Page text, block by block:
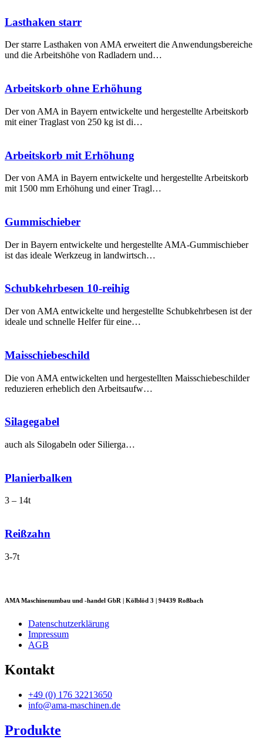
Lasthaken starr
Der starre Lasthaken von AMA erweitert die Anwendungsbereiche
und die Arbeitshöhe von Radladern und…
Arbeitskorb ohne Erhöhung
Der von AMA in Bayern entwickelte und hergestellte Arbeitskorb
mit einer Traglast von 250 kg ist di…
Arbeitskorb mit Erhöhung
Der von AMA in Bayern entwickelte und hergestellte Arbeitskorb
mit 1500 mm Erhöhung und einer Tragl…
Gummi­schieber
Der in Bayern entwickelte und hergestellte AMA-Gummischieber
ist das ideale Werkzeug in landwirtsch…
Schubkehr­besen 10-reihig
Der von AMA entwickelte und hergestellte Schubkehrbesen ist der
ideale und schnelle Helfer für eine…
Maisschiebe­schild
Die von AMA entwickelten und hergestellten Maisschiebeschilder
reduzieren erheblich den Arbeitsaufw…
Silagegabel
auch als Silogabeln oder Silierga…
Planierbalken
3 – 14t
Reißzahn
3-7t
AMA Maschinenumbau und -handel GbR | Kölblöd 3 | 94439 Roßbach
Datenschutzerklärung
Impressum
AGB
Kontakt
+49 (0) 176 32213650
info@ama-maschinen.de
Produkte